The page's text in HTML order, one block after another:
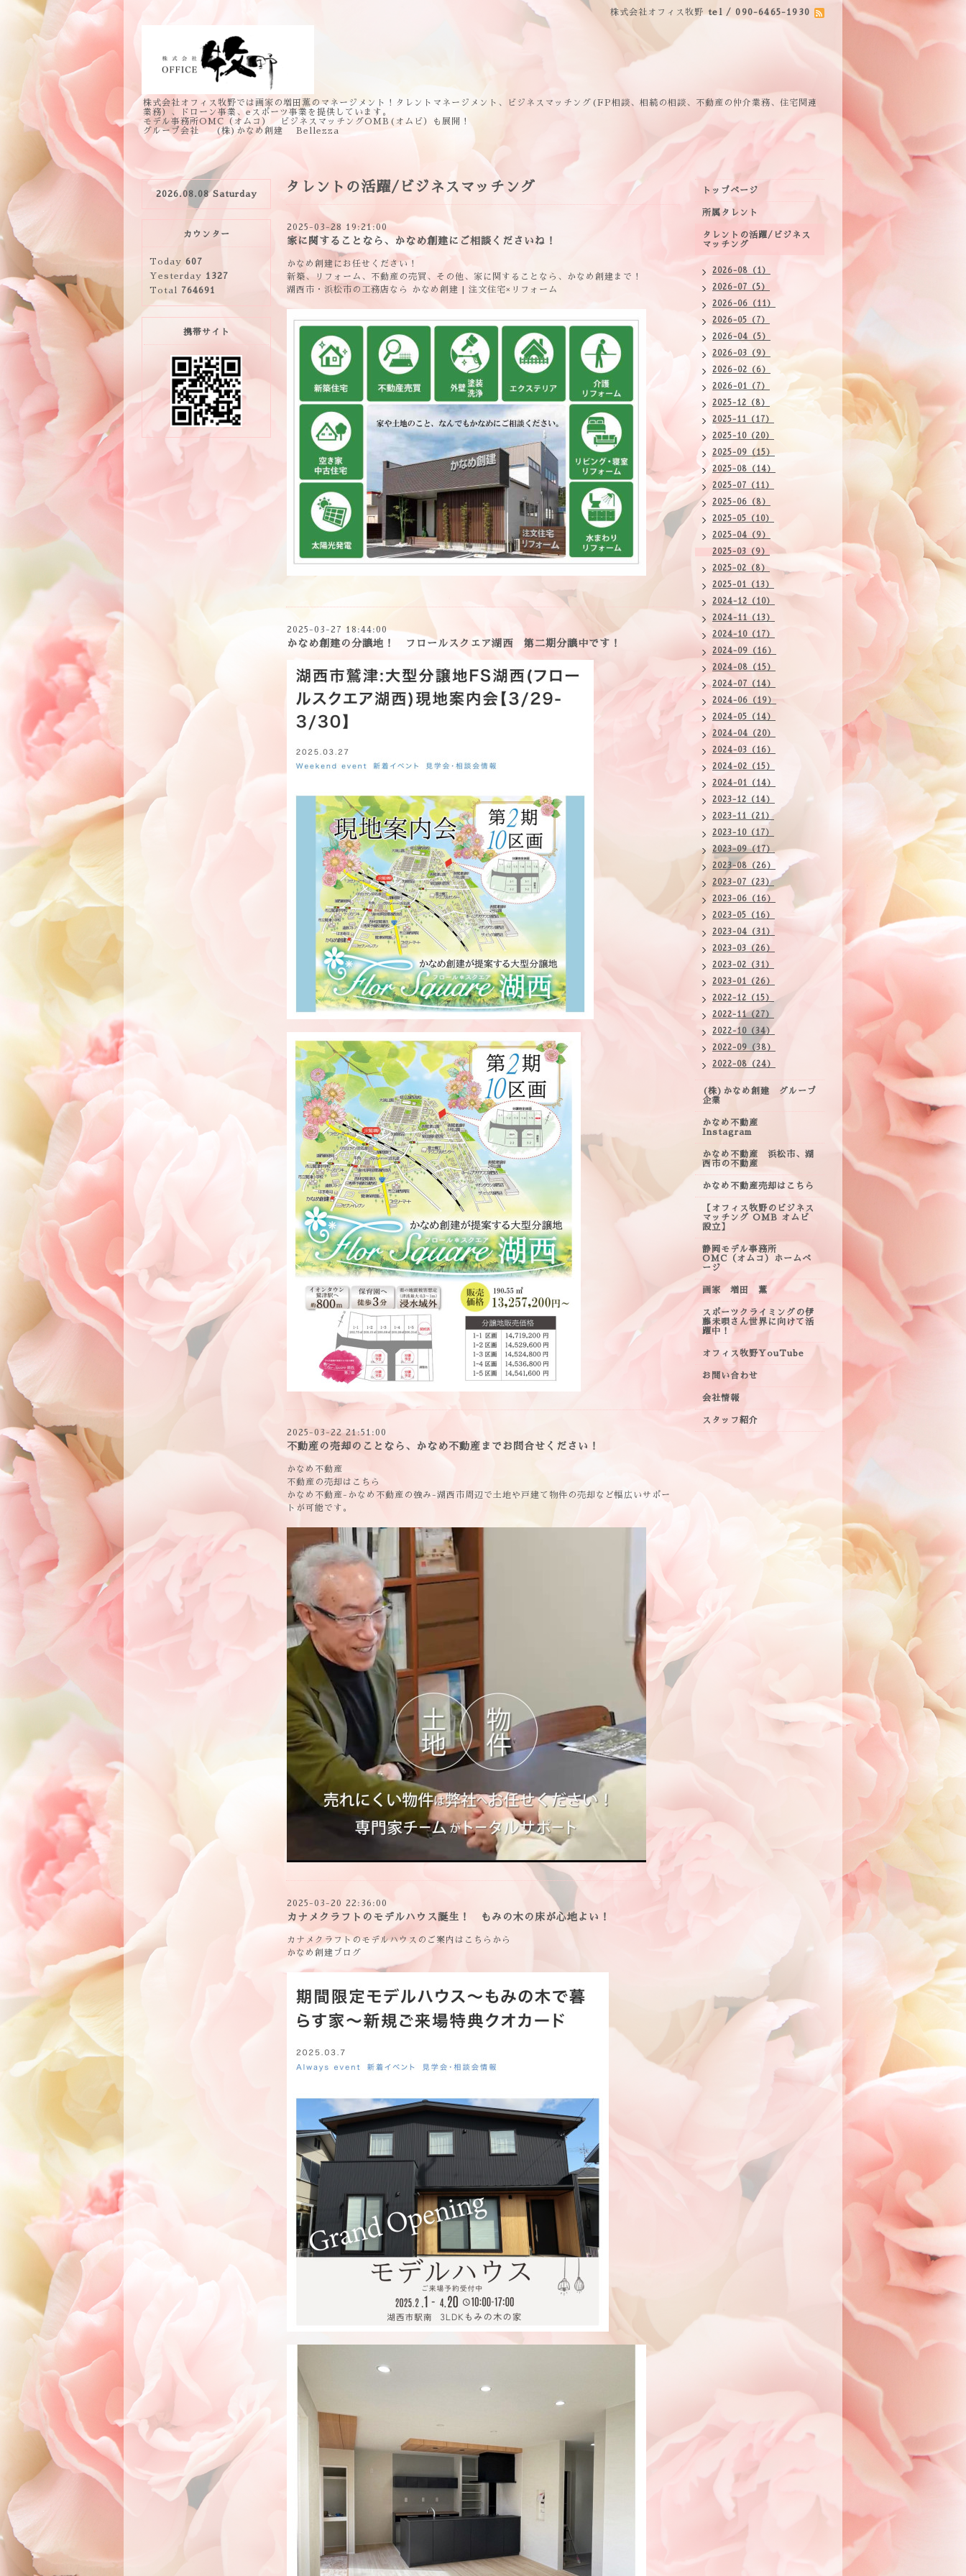
株式会社オフィス牧野 tel / 090-6465-1930
株式会社オフィス牧野では画家の増田薫のマネージメント！タレントマネージメント、ビジネスマッチング(FP相談、相続の相談、不動産の仲介業務、住宅関連
業務）、ドローン事業、eスポーツ事業を提供しています。
モデル事務所OMC（オムコ） ビジネスマッチングOMB(オムビ）も展開！
グループ会社 (株)かなめ創建 Bellezza
タレントの活躍/ビジネスマッチング
2025-03-28 19:21:00
家に関することなら、かなめ創建にご相談くださいね！
かなめ創建にお任せください！
新築、リフォーム、不動産の売買、その他、家に関することなら、かなめ創建まで！
湖西市・浜松市の工務店なら かなめ創建 | 注文住宅×リフォーム
2025-03-27 18:44:00
かなめ創建の分譲地！ フロールスクエア湖西 第二期分譲中です！
2025-03-22 21:51:00
不動産の売却のことなら、かなめ不動産までお問合せください！
かなめ不動産
不動産の売却はこちら
かなめ不動産-かなめ不動産の強み-湖西市周辺で土地や戸建て物件の売却など幅広いサポー
トが可能です。
2025-03-20 22:36:00
カナメクラフトのモデルハウス誕生！ もみの木の床が心地よい！
カナメクラフトのモデルハウスのご案内はこちらから
かなめ創建ブログ
トップページ
所属タレント
タレントの活躍/ビジネス
マッチング
2026-08（1）
2026-07（5）
2026-06（11）
2026-05（7）
2026-04（5）
2026-03（9）
2026-02（6）
2026-01（7）
2025-12（8）
2025-11（17）
2025-10（20）
2025-09（15）
2025-08（14）
2025-07（11）
2025-06（8）
2025-05（10）
2025-04（9）
2025-03（9）
2025-02（8）
2025-01（13）
2024-12（10）
2024-11（13）
2024-10（17）
2024-09（16）
2024-08（15）
2024-07（14）
2024-06（19）
2024-05（14）
2024-04（20）
2024-03（16）
2024-02（15）
2024-01（14）
2023-12（14）
2023-11（21）
2023-10（17）
2023-09（17）
2023-08（26）
2023-07（23）
2023-06（16）
2023-05（16）
2023-04（31）
2023-03（26）
2023-02（31）
2023-01（26）
2022-12（15）
2022-11（27）
2022-10（34）
2022-09（38）
2022-08（24）
(株)かなめ創建 グループ
企業
かなめ不動産
Instagram
かなめ不動産 浜松市、湖
西市の不動産
かなめ不動産売却はこちら
【オフィス牧野のビジネス
マッチング OMB オムビ
設立】
静岡モデル事務所
OMC（オムコ）ホームペ
ージ
画家 増田 薫
スポーツクライミングの伊
藤未唄さん世界に向けて活
躍中！
オフィス牧野YouTube
お問い合わせ
会社情報
スタッフ紹介
2026.08.08 Saturday
カウンター
Today 607
Yesterday 1327
Total 764691
携帯サイト